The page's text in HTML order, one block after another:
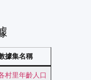
據集名稱
村里年齡人口